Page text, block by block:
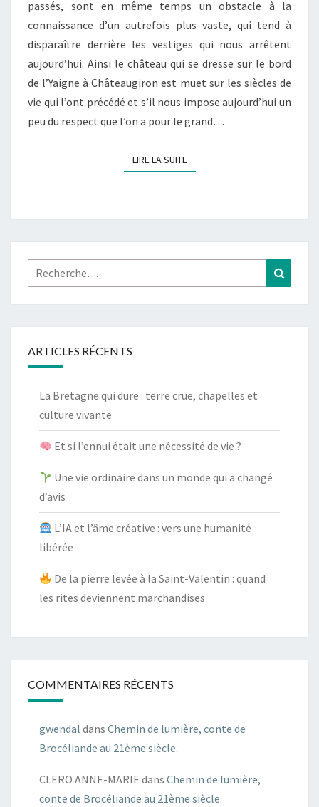
passés, sont en même temps un obstacle à la
connaissance d’un autrefois plus vaste, qui tend à
disparaître derrière les vestiges qui nous arrêtent
aujourd’hui. Ainsi le château qui se dresse sur le bord
de l’Yaigne à Châteaugiron est muet sur les siècles de
vie qui l’ont précédé et s’il nous impose aujourd’hui un
peu du respect que l’on a pour le grand…
LIRE LA SUITELIRE LA SUITE
Rechercher :
ARTICLES RÉCENTS
La Bretagne qui dure : terre crue, chapelles et
culture vivante
Et si l’ennui était une nécessité de vie ?
Une vie ordinaire dans un monde qui a changé
d’avis
L’IA et l’âme créative : vers une humanité
libérée
De la pierre levée à la Saint-Valentin : quand
les rites deviennent marchandises
COMMENTAIRES RÉCENTS
gwendal dans Chemin de lumière, conte de
Brocéliande au 21ème siècle.
CLERO ANNE-MARIE dans Chemin de lumière,
conte de Brocéliande au 21ème siècle.